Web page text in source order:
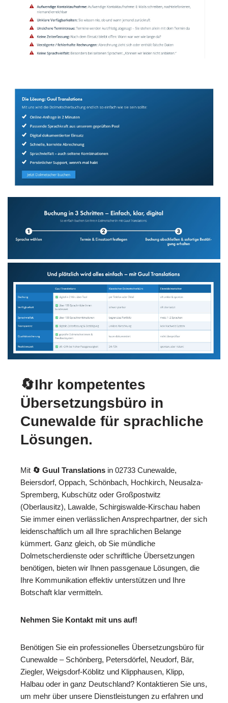
🔄Ihr kompetentes
Übersetzungsbüro in
Cunewalde für sprachliche
Lösungen.
Mit 🔄 Guul Translations in 02733 Cunewalde,
Beiersdorf, Oppach, Schönbach, Hochkirch, Neusalza-
Spremberg, Kubschütz oder Großpostwitz
(Oberlausitz), Lawalde, Schirgiswalde-Kirschau haben
Sie immer einen verlässlichen Ansprechpartner, der sich
leidenschaftlich um all Ihre sprachlichen Belange
kümmert. Ganz gleich, ob Sie mündliche
Dolmetscherdienste oder schriftliche Übersetzungen
benötigen, bieten wir Ihnen passgenaue Lösungen, die
Ihre Kommunikation effektiv unterstützen und Ihre
Botschaft klar vermitteln.
Nehmen Sie Kontakt mit uns auf!
Benötigen Sie ein professionelles Übersetzungsbüro für
Cunewalde – Schönberg, Petersdörfel, Neudorf, Bär,
Ziegler, Weigsdorf-Köblitz und Klipphausen, Klipp,
Halbau oder in ganz Deutschland? Kontaktieren Sie uns,
um mehr über unsere Dienstleistungen zu erfahren und